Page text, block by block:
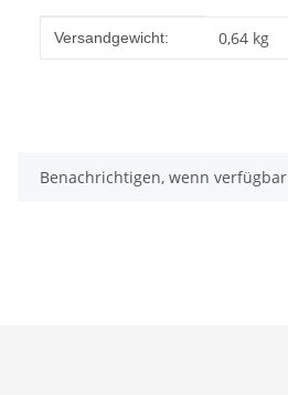
Produkteigenschaft
Wert
Versandgewicht: 0,64 kg
Benachrichtigen, wenn verfügbar